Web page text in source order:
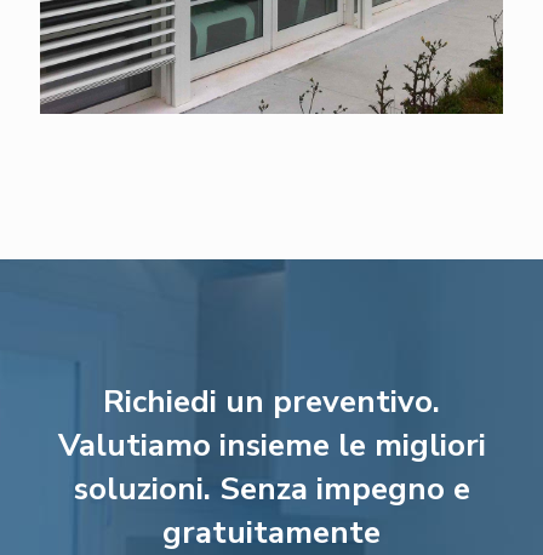
Richiedi un preventivo.
Valutiamo insieme le migliori
soluzioni. Senza impegno e
gratuitamente